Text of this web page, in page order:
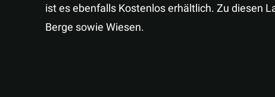
ist es ebenfalls Kostenlos erhältlich. Zu diesen
Berge sowie Wiesen.